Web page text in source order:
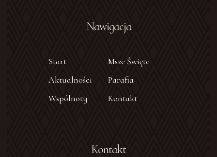
Nawigacja
Start
Msze Święte
Aktualności
Parafia
Wspólnoty
Kontakt
Kontakt